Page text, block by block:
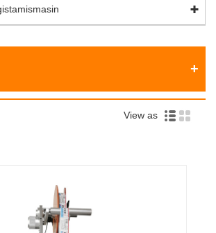
View as